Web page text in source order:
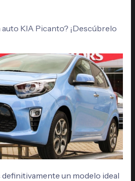
KIA Picanto? ¡Descúbrelo
definitivamente un modelo ideal